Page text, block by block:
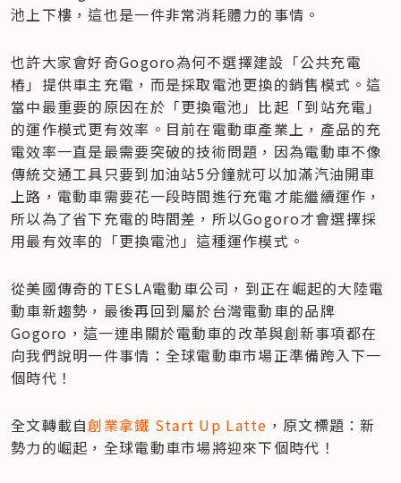
池上下樓，這也是一件非常消耗體力的事情。
也許大家會好奇Gogoro為何不選擇建設「公共充電
樁」提供車主充電，而是採取電池更換的銷售模式。這
當中最重要的原因在於「更換電池」比起「到站充電」
的運作模式更有效率。目前在電動車產業上，產品的充
電效率一直是最需要突破的技術問題，因為電動車不像
傳統交通工具只要到加油站5分鐘就可以加滿汽油開車
上路，電動車需要花一段時間進行充電才能繼續運作，
所以為了省下充電的時間差，所以Gogoro才會選擇採
用最有效率的「更換電池」這種運作模式。
從美國傳奇的TESLA電動車公司，到正在崛起的大陸電
動車新趨勢，最後再回到屬於台灣電動車的品牌
Gogoro，這一連串關於電動車的改革與創新事項都在
向我們說明一件事情：全球電動車市場正準備跨入下一
個時代！
全文轉載自創業拿鐵 Start Up Latte ，原文標題：新
勢力的崛起，全球電動車市場將迎來下個時代！